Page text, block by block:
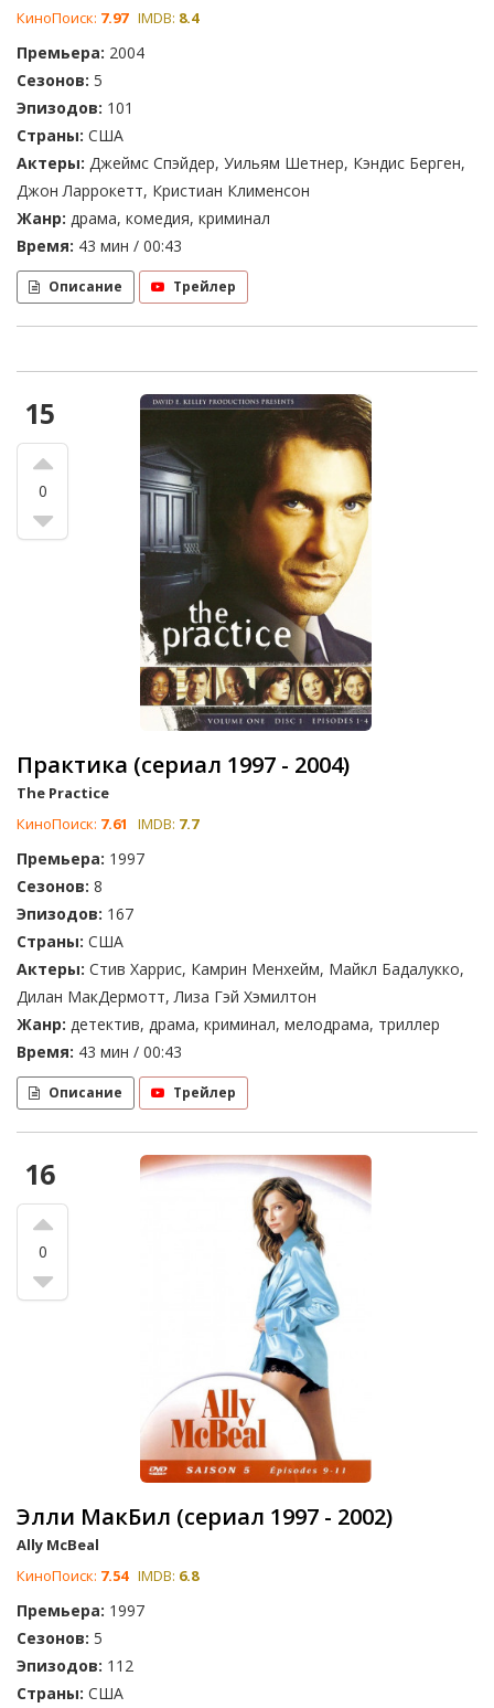
КиноПоиск: 7.97 IMDB: 8.4
Премьера: 2004
Сезонов: 5
Эпизодов: 101
Страны: США
Актеры: Джеймс Спэйдер, Уильям Шетнер, Кэндис Берген,
Джон Ларрокетт, Кристиан Клименсон
Жанр: драма, комедия, криминал
Время: 43 мин / 00:43
Описание Трейлер
15
0
Практика (сериал 1997 - 2004)
The Practice
КиноПоиск: 7.61 IMDB: 7.7
Премьера: 1997
Сезонов: 8
Эпизодов: 167
Страны: США
Актеры: Стив Харрис, Камрин Менхейм, Майкл Бадалукко,
Дилан МакДермотт, Лиза Гэй Хэмилтон
Жанр: детектив, драма, криминал, мелодрама, триллер
Время: 43 мин / 00:43
Описание Трейлер
16
0
Элли МакБил (сериал 1997 - 2002)
Ally McBeal
КиноПоиск: 7.54 IMDB: 6.8
Премьера: 1997
Сезонов: 5
Эпизодов: 112
Страны: США